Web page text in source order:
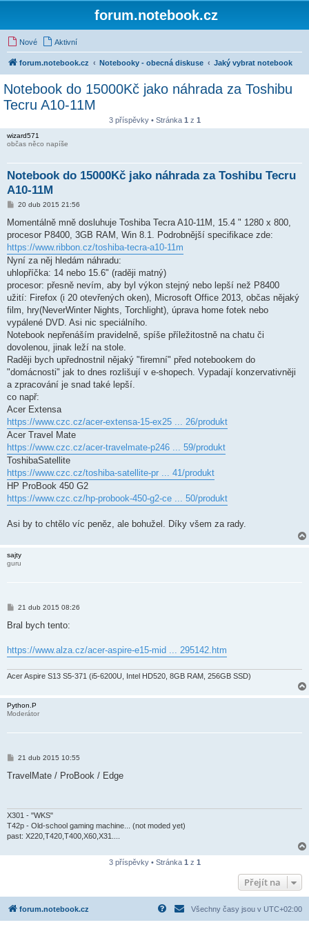
forum.notebook.cz
Nové Aktivní
forum.notebook.cz Notebooky - obecná diskuse Jaký vybrat notebook
Notebook do 15000Kč jako náhrada za Toshibu
Tecru A10-11M
3 příspěvky • Stránka 1 z 1
wizard571
občas něco napíše
Notebook do 15000Kč jako náhrada za Toshibu Tecru
A10-11M
P
í
p
ě
v
e
k
20 dub 2015 21:56
Momentálně mně dosluhuje Toshiba Tecra A10-11M, 15.4 " 1280 x 800,
procesor P8400, 3GB RAM, Win 8.1. Podrobnější specifikace zde:
https://www.ribbon.cz/toshiba-tecra-a10-11m
Nyní za něj hledám náhradu:
uhlopříčka: 14 nebo 15.6" (raději matný)
procesor: přesně nevím, aby byl výkon stejný nebo lepší než P8400
užití: Firefox (i 20 otevřených oken), Microsoft Office 2013, občas nějaký
film, hry(NeverWinter Nights, Torchlight), úprava home fotek nebo
vypálené DVD. Asi nic speciálního.
Notebook nepřenáším pravidelně, spíše příležitostně na chatu či
dovolenou, jinak leží na stole.
Raději bych upřednostnil nějaký "firemní" před notebookem do
"domácnosti" jak to dnes rozlišují v e-shopech. Vypadají konzervativněji
a zpracování je snad také lepší.
co např:
Acer Extensa
https://www.czc.cz/acer-extensa-15-ex25 ... 26/produkt
Acer Travel Mate
https://www.czc.cz/acer-travelmate-p246 ... 59/produkt
ToshibaSatellite
https://www.czc.cz/toshiba-satellite-pr ... 41/produkt
HP ProBook 450 G2
https://www.czc.cz/hp-probook-450-g2-ce ... 50/produkt
Asi by to chtělo víc peněz, ale bohužel. Díky všem za rady.
sajty
guru
P
í
ě
v
21 dub 2015 08:26
Bral bych tento:
https://www.alza.cz/acer-aspire-e15-mid ... 295142.htm
Acer Aspire S13 S5-371 (i5-6200U, Intel HD520, 8GB RAM, 256GB SSD)
Python.P
Moderátor
P
í
e
k
21 dub 2015 10:55
TravelMate / ProBook / Edge
X301 - "WKS"
T42p - Old-school gaming machine... (not moded yet)
past: X220,T420,T400,X60,X31....
3 příspěvky • Stránka 1z 1
Přejít na
forum.notebook.cz Všechny časy jsou v UTC+02:00